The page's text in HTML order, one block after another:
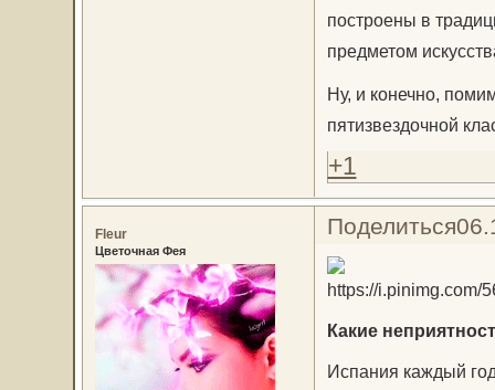
построены в
предметом
Ну, и конечно,
пятизвездочной
+1
Поделиться
Fleur
Цветочная Фея
Какие
Испания каждый